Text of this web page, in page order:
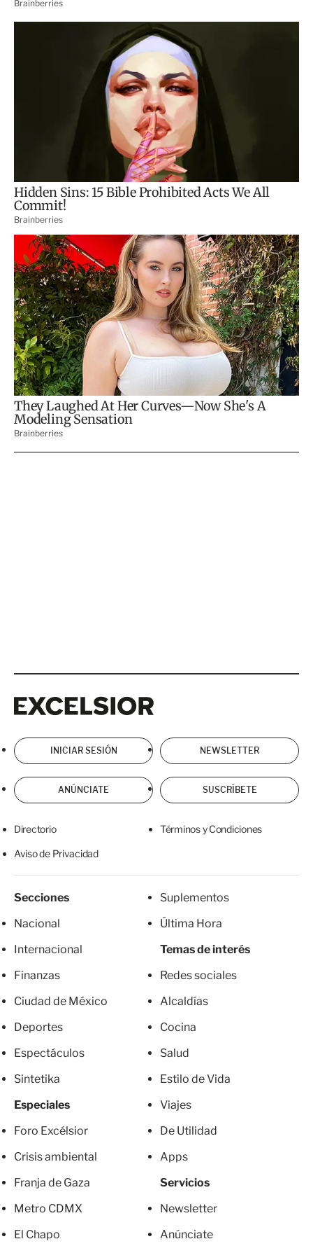
INICIAR SESIÓN NEWSLETTER
ANÚNCIATE SUSCRÍBETE
Directorio Términos y Condiciones
Aviso de Privacidad
Secciones
Nacional
Internacional
Finanzas
Ciudad de México
Deportes
Espectáculos
Sintetika
Especiales
Foro Excélsior
Crisis ambiental
Franja de Gaza
Metro CDMX
El Chapo
Suplementos
Última Hora
Temas de interés
Redes sociales
Alcaldías
Cocina
Salud
Estilo de Vida
Viajes
De Utilidad
Apps
Servicios
Newsletter
Anúnciate